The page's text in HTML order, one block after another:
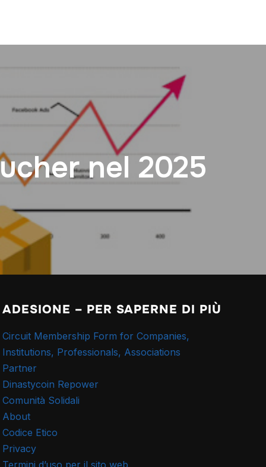
nel 2025
ADESIONE – PER SAPERNE DI PIÙ
Circuit Membership Form for Companies,
Institutions, Professionals, Associations
Partner
Dinastycoin Repower
Comunità Solidali
About
Codice Etico
Privacy
Termini d’uso per il sito web